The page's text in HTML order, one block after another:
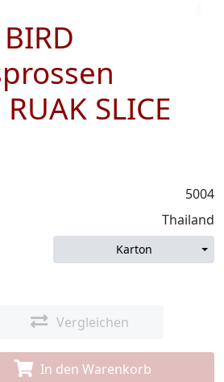
SLICE
5004
Thailand
Karton
Vergleichen
In den Warenkorb